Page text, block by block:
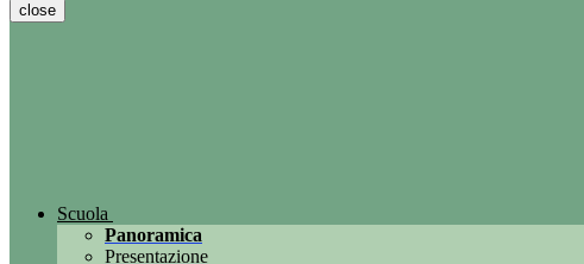
close
Scuola
Panoramica
Presentazione